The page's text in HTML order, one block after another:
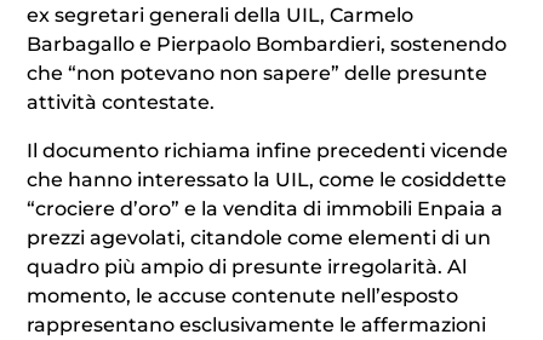
ex segretari generali della UIL, Carmelo
Barbagallo e Pierpaolo Bombardieri, sostenendo
che “non potevano non sapere” delle presunte
attività contestate.
Il documento richiama infine precedenti vicende
che hanno interessato la UIL, come le cosiddette
“crociere d’oro” e la vendita di immobili Enpaia a
prezzi agevolati, citandole come elementi di un
quadro più ampio di presunte irregolarità. Al
momento, le accuse contenute nell’esposto
rappresentano esclusivamente le affermazioni